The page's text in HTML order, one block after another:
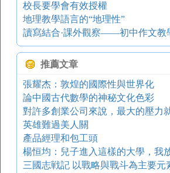
校長要學會有效授權
地理教學語言的“地理性”
讀寫結合·課外觀察——初中作文教
推薦文章
張耀杰：敦煌的國際性與世界化
論中國古代數學的神秘文化色彩
對許多創業公司來說，最大的壓力
英雄難過美人關
產品經理和包工頭
楊恒均：兒子進入這樣的大學，我
三國志戦記 以戰略與戰斗為主要元